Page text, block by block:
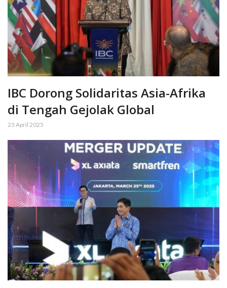
IBC Dorong Solidaritas Asia-Afrika
di Tengah Gejolak Global
23 April 2025